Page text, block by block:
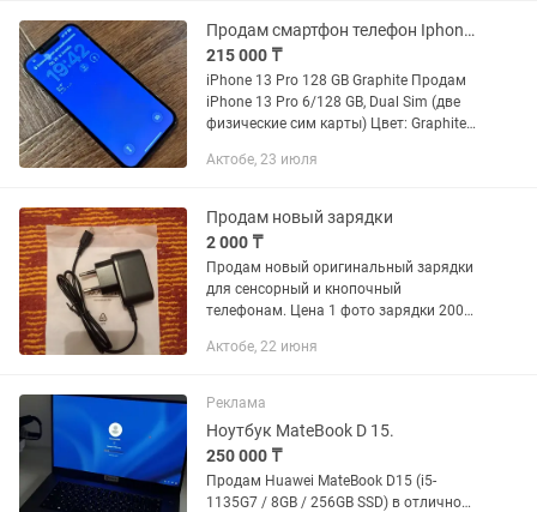
Продам смартфон телефон Iphone 13 pro 128 Dual Sim
215 000 ₸
iPhone 13 Pro 128 GB Graphite Продам
iPhone 13 Pro 6/128 GB, Dual Sim (две
физические сим карты) Цвет: Graphite
был. Один хозяин Всё время
Актобе, 23 июля
Продам новый зарядки
2 000 ₸
Продам новый оригинальный зарядки
для сенсорный и кнопочный
телефонам. Цена 1 фото зарядки 2000
Актобе, 22 июня
Реклама
Ноутбук MateBook D 15.
250 000 ₸
Продам Huawei MateBook D15 (i5-
1135G7 / 8GB / 256GB SSD) в отличном